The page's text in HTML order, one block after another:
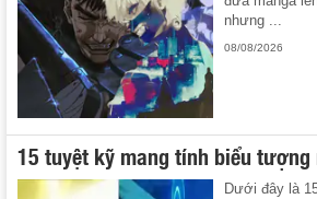
nhưng ...
08/08/2026
15 tuyệt kỹ mang tính biểu tượng
Dưới đây là